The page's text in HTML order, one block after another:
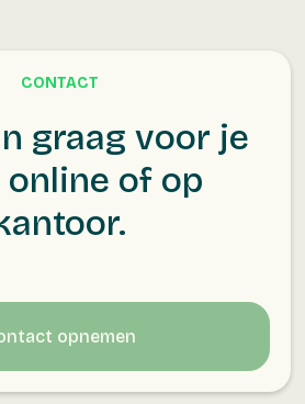
CONTACT
graag voor je
online of op
opnemen